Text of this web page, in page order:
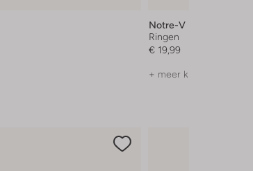
Notre-V
Ringen
€ 19,99
+ meer kleuren